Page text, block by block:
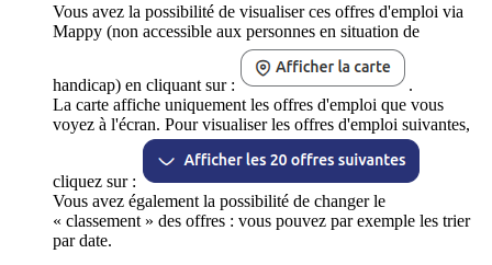
Vous avez la possibilité de visualiser ces offres d'emploi via
Mappy (non accessible aux personnes en situation de
handicap) en cliquant sur :
.
La carte affiche uniquement les offres d'emploi que vous
voyez à l'écran. Pour visualiser les offres d'emploi suivantes,
cliquez sur :
Vous avez également la possibilité de changer le
« classement » des offres : vous pouvez par exemple les trier
par date.